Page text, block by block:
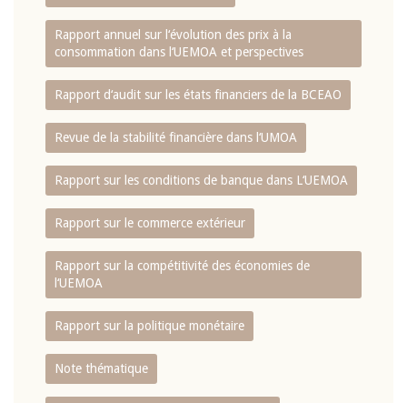
Rapport annuel sur l‘évolution des prix à la
consommation dans l‘UEMOA et perspectives
Rapport d‘audit sur les états financiers de la BCEAO
Revue de la stabilité financière dans l‘UMOA
Rapport sur les conditions de banque dans L‘UEMOA
Rapport sur le commerce extérieur
Rapport sur la compétitivité des économies de
l‘UEMOA
Rapport sur la politique monétaire
Note thématique